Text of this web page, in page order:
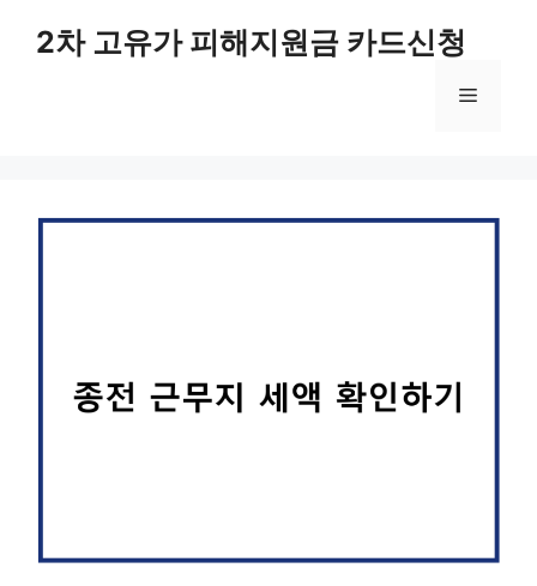
2차 고유가 피해지원금 카드신청
메